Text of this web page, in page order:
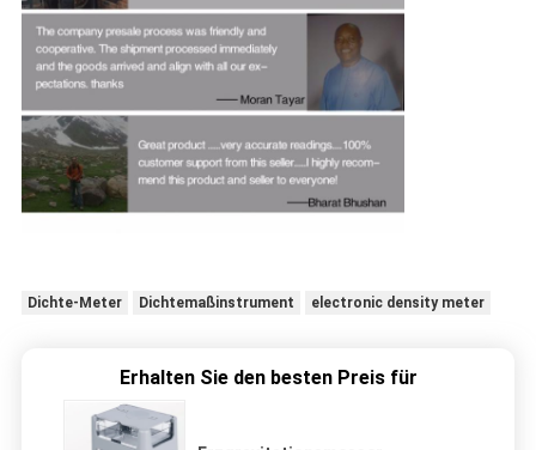
Dichte-Meter Dichtemaßinstrument electronic density meter
Erhalten Sie den besten Preis für